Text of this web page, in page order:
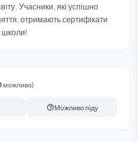
Учасники, які успішно
отримають сертифікати
можливо)
Можливо піду